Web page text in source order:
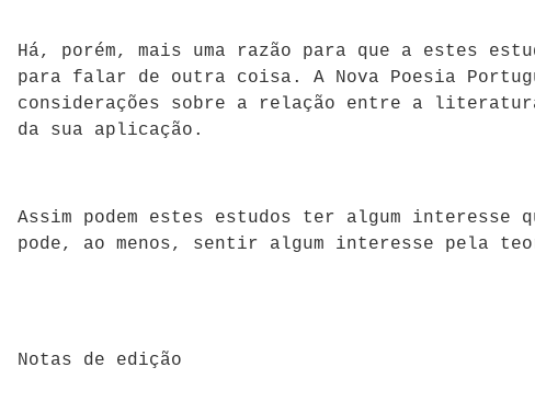
Há, porém, mais uma razão para que a estes
para falar de outra coisa. A Nova Poesia
considerações sobre a relação entre a
da sua aplicação.
Assim podem estes estudos ter algum
pode, ao menos, sentir algum interesse pela
Notas de edição